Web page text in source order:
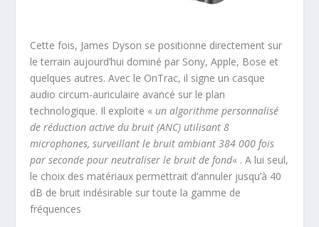
Cette fois, James Dyson se positionne directement sur
le terrain aujourd’hui dominé par Sony, Apple, Bose et
quelques autres. Avec le OnTrac, il signe un casque
audio circum-auriculaire avancé sur le plan
technologique. Il exploite « un algorithme personnalisé
de réduction active du bruit (ANC) utilisant 8
microphones, surveillant le bruit ambiant 384 000 fois
par seconde pour neutraliser le bruit de fond« . A lui seul,
le choix des matériaux permettrait d’annuler jusqu’à 40
dB de bruit indésirable sur toute la gamme de
fréquences